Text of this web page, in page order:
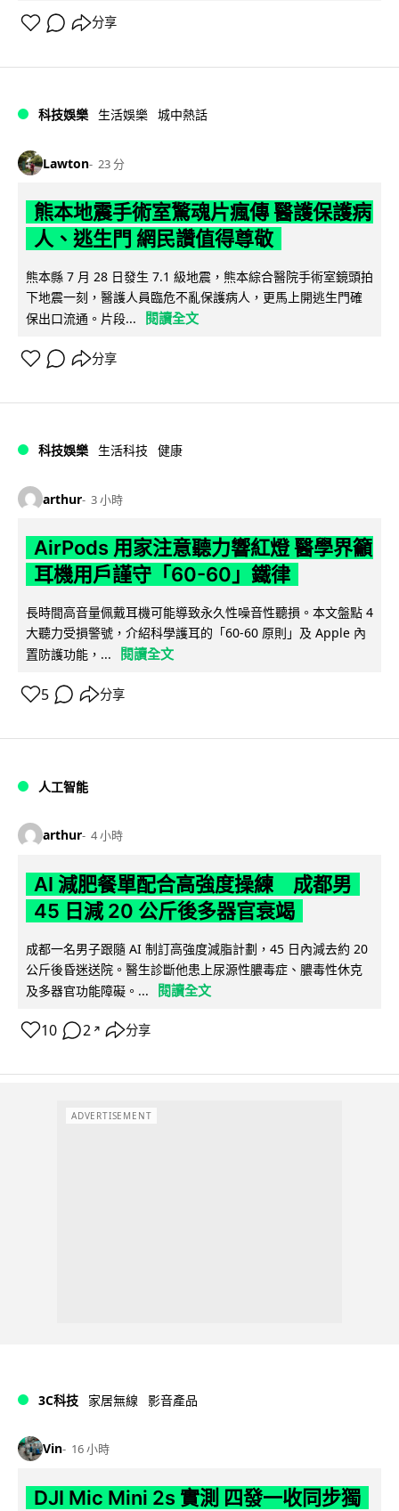
分享
科技娛樂 生活娛樂 城中熱話
Lawton 23 分
熊本地震手術室驚魂片瘋傳 醫護保護病
人、逃生門 網民讚值得尊敬
熊本縣 7 月 28 日發生 7.1 級地震，熊本綜合醫院手術室鏡頭拍
下地震一刻，醫護人員臨危不亂保護病人，更馬上開逃生門確
保出口流通。片段...
閱讀全文
分享
科技娛樂 生活科技 健康
arthur 3 小時
AirPods 用家注意聽力響紅燈 醫學界籲
耳機用戶謹守「60-60」鐵律
長時間高音量佩戴耳機可能導致永久性噪音性聽損。本文盤點 4
大聽力受損警號，介紹科學護耳的「60-60 原則」及 Apple 內
置防護功能，...
閱讀全文
5 分享
人工智能
arthur 4 小時
AI 減肥餐單配合高強度操練 成都男
45 日減 20 公斤後多器官衰竭
成都一名男子跟隨 AI 制訂高強度減脂計劃，45 日內減去約 20
公斤後昏迷送院。醫生診斷他患上尿源性膿毒症、膿毒性休克
及多器官功能障礙。...
閱讀全文
10 2 ↗ 分享
ADVERTISEMENT
3C科技 家居無線 影音產品
Vin 16 小時
DJI Mic Mini 2s 實測 四發一收同步獨